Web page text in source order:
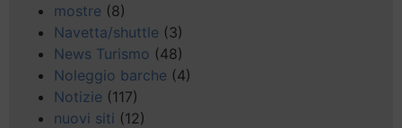
mostre (8)
Navetta/shuttle (3)
News Turismo (48)
Noleggio barche (4)
Notizie (117)
nuovi siti (12)